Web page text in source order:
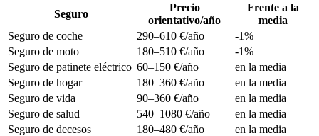
Seguro
Precio
orientativo/año
Frente a la
media
Seguro de coche
290–610 €/año
-1%
Seguro de moto
180–510 €/año
-1%
Seguro de patinete eléctrico 60–150 €/año
en la media
Seguro de hogar
180–360 €/año
en la media
Seguro de vida
90–360 €/año
en la media
Seguro de salud
540–1080 €/año
en la media
Seguro de decesos
180–480 €/año
en la media